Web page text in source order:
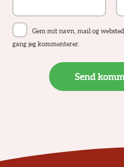
Gem mit navn, mail og
gang jeg kommenterer.